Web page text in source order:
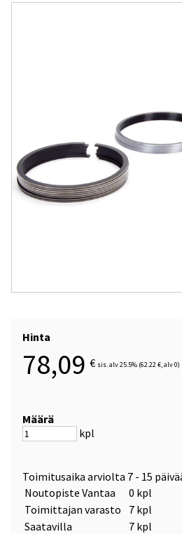
Hinta
78,09 € sis. alv 25.5% (62.22 €, alv 0)
Määrä
kpl
Toimitusaika arviolta 7 - 15
Noutopiste Vantaa
0 kpl
Toimittajan varasto
7 kpl
Saatavilla
7 kpl